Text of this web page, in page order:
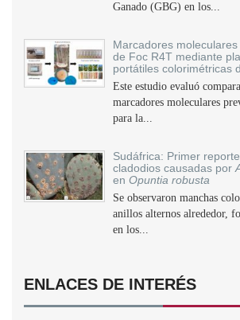
Ganado (GBG) en los...
Marcadores
de Foc R4T mediante
portátiles colorimétricas
Este estudio evaluó
marcadores moleculares
para la...
Sudáfrica: Primer
cladodios causadas por
en Opuntia robusta
Se observaron manchas
anillos alternos alrededor,
en los...
ENLACES DE INTERÉS